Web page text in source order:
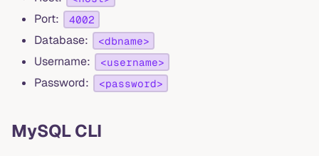
Port: 4002
Database: <dbname>
Username: <username>
Password: <password>
MySQL CLI